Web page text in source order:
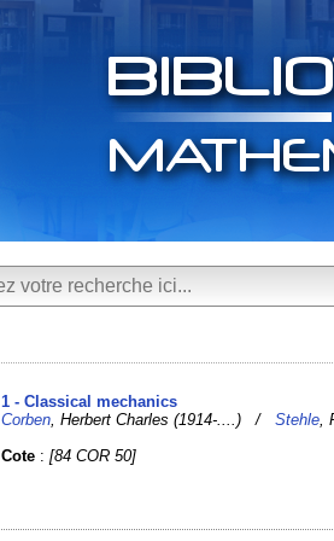
1 - Classical mechanics
Corben , Herbert Charles (1914-....) /Stehle
Cote :[84 COR 50]